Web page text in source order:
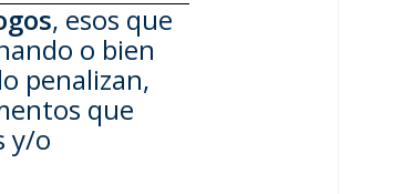
, esos que
o bien
penalizan,
que
y/o